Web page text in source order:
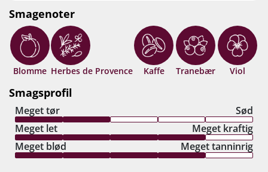
der klinger af med mundrensende mineralitet og
madvenlige tanniner. Great one, Gioia! Drik nu,
eller gem +20 år fra høståret.
Smagenoter
Blomme Herbes de Provence Kaffe Tranebær Viol
Smagsprofil
Meget tør
Sød
Meget let
Meget kraftig
Meget blød
Meget tanninrig